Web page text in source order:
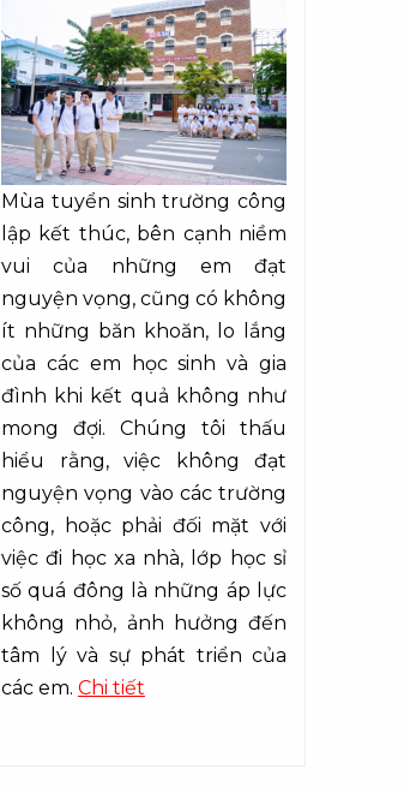
Mùa tuyển sinh trường công
lập kết thúc, bên cạnh niềm
vui của những em đạt
nguyện vọng, cũng có không
ít những băn khoăn, lo lắng
của các em học sinh và gia
đình khi kết quả không như
mong đợi. Chúng tôi thấu
hiểu rằng, việc không đạt
nguyện vọng vào các trường
công, hoặc phải đối mặt với
việc đi học xa nhà, lớp học sỉ
số quá đông là những áp lực
không nhỏ, ảnh hưởng đến
tâm lý và sự phát triển của
các em. Chi tiết